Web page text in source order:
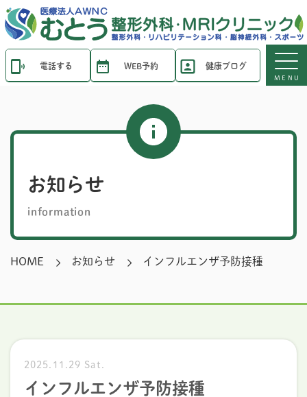
電話する WEB予約 健康ブログ
MENU
お知らせ
information
HOME お知らせ インフルエンザ予防接種
2025.11.29 Sat.
インフルエンザ予防接種